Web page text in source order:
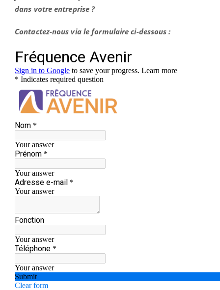
dans votre entreprise ?
Contactez-nous via le formulaire ci-dessous :